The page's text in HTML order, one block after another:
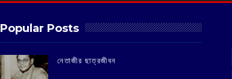
Popular Posts
‌নেতাজীর ছাত্রজীবন